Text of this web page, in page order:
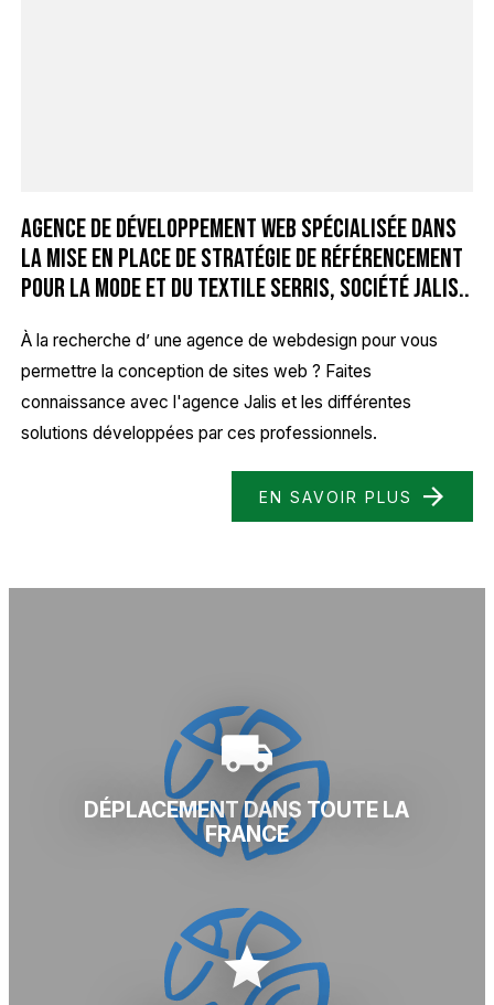
Agence de développement web spécialisée dans
la mise en place de stratégie de référencement
pour la mode et du textile Serris, Société Jalis..
À la recherche d’ une agence de webdesign pour vous
permettre la conception de sites web ? Faites
connaissance avec l'agence Jalis et les différentes
solutions développées par ces professionnels.
EN SAVOIR PLUS
local_shipping
DÉPLACEMENT DANS TOUTE LA
FRANCE
star